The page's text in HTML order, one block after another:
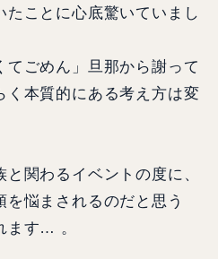
たことに心底驚いていまし
ごめん」旦那から謝って
く本質的にある考え方は変
関わるイベントの度に、
悩まされるのだと思う
ます… 。